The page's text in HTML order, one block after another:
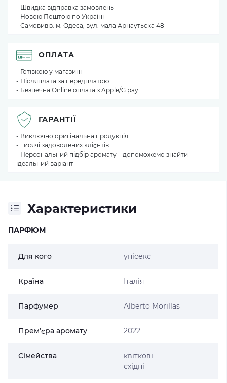
Характеристики
ПАРФЮМ
Для кого унісекс
Країна Італія
Парфумер Alberto Morillas
Прем’єра аромату 2022
Сімейства
квіткові
східні
- Швидка відправка замовлень
- Новою Поштою по Україні
- Самовивіз: м. Одеса, вул. мала Арнаутьска 48
ОПЛАТА
- Готівкою у магазині
- Післяплата за передплатою
- Безпечна Online оплата з Apple/G pay
ГАРАНТІЇ
- Виключно оригінальна продукція
- Тисячі задоволених клієнтів
- Персональний підбір аромату – допоможемо знайти
ідеальний варіант